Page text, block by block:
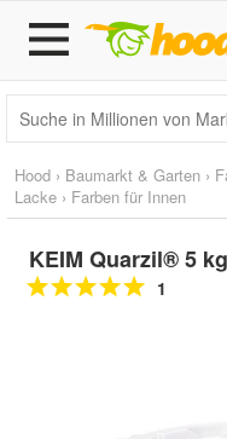
Hood › Baumarkt & Garten ›
Lacke › Farben für Innen
KEIM Quarzil® 5 kg
1